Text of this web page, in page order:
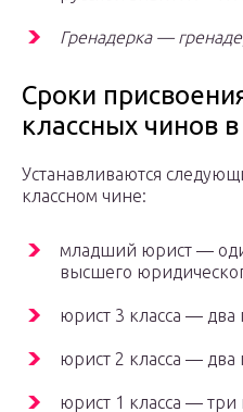
Гренадерка —
Сроки
классных чинов
Устанавливаются
классном чине:
младший юрист —
высшего
юрист 3 класса — два
юрист 2 класса — два
юрист 1 класса — три